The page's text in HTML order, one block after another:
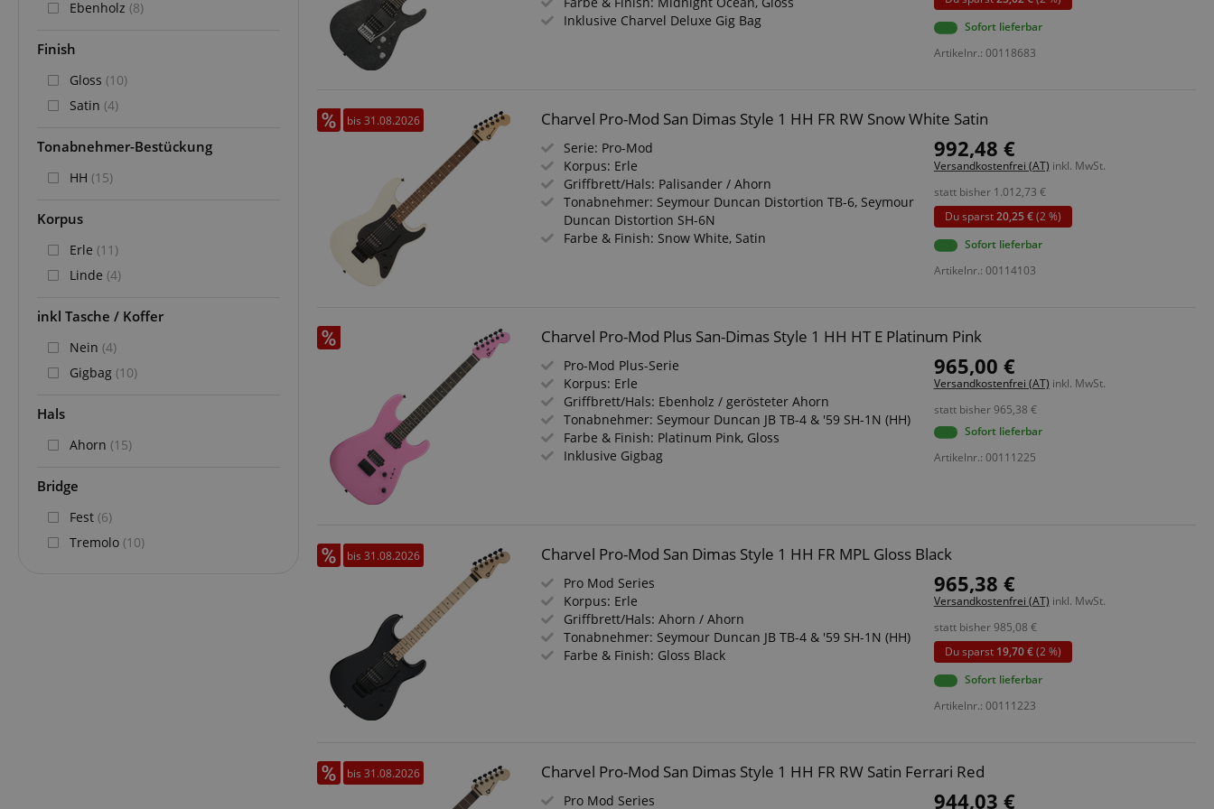
Ebenholz (8)
Finish
Gloss (10)
Satin (4)
Tonabnehmer-Bestückung
HH (15)
Korpus
Erle (11)
Linde (4)
inkl Tasche / Koffer
Nein (4)
Gigbag (10)
Hals
Ahorn (15)
Bridge
Fest (6)
Tremolo (10)
Inklusive Charvel Deluxe Gig Bag
Sofort lieferbar
Artikelnr.: 00118683
bis 31.08.2026 Charvel Pro-Mod San Dimas Style 1 HH FR RW Snow White Satin
Serie: Pro-Mod
Korpus: Erle
Griffbrett/Hals: Palisander / Ahorn
Tonabnehmer: Seymour Duncan Distortion TB-6, Seymour
Duncan Distortion SH-6N
Farbe & Finish: Snow White, Satin
992,48 €
Versandkostenfrei (AT) inkl. MwSt.
statt bisher 1.012,73 €
Du sparst20,25 €(2 %)
Sofort lieferbar
Artikelnr.: 00114103
Charvel Pro-Mod Plus San-Dimas Style 1 HH HT E Platinum Pink
Pro-Mod Plus-Serie
Korpus: Erle
Griffbrett/Hals: Ebenholz / gerösteter Ahorn
Tonabnehmer: Seymour Duncan JB TB-4 & '59 SH-1N (HH)
Farbe & Finish: Platinum Pink, Gloss
Inklusive Gigbag
965,00 €
Versandkostenfrei (AT) inkl. MwSt.
statt bisher965,38 €
Sofort lieferbar
Artikelnr.: 00111225
bis 31.08.2026 Charvel Pro-Mod San Dimas Style 1 HH FR MPL Gloss Black
Pro Mod Series
Korpus: Erle
Griffbrett/Hals: Ahorn / Ahorn
Tonabnehmer: Seymour Duncan JB TB-4 & '59 SH-1N (HH)
Farbe & Finish: Gloss Black
965,38 €
Versandkostenfrei (AT) inkl. MwSt.
statt bisher985,08 €
Du sparst 19,70 €(2 %)
Sofort lieferbar
Artikelnr.: 00111223
bis 31.08.2026 Charvel Pro-Mod San Dimas Style 1 HH FR RW Satin Ferrari Red
Pro Mod Series 944,03 €
Cookie
Anbieter /
Domain
www.kirstein.at
Google-Datenschutzerklärung